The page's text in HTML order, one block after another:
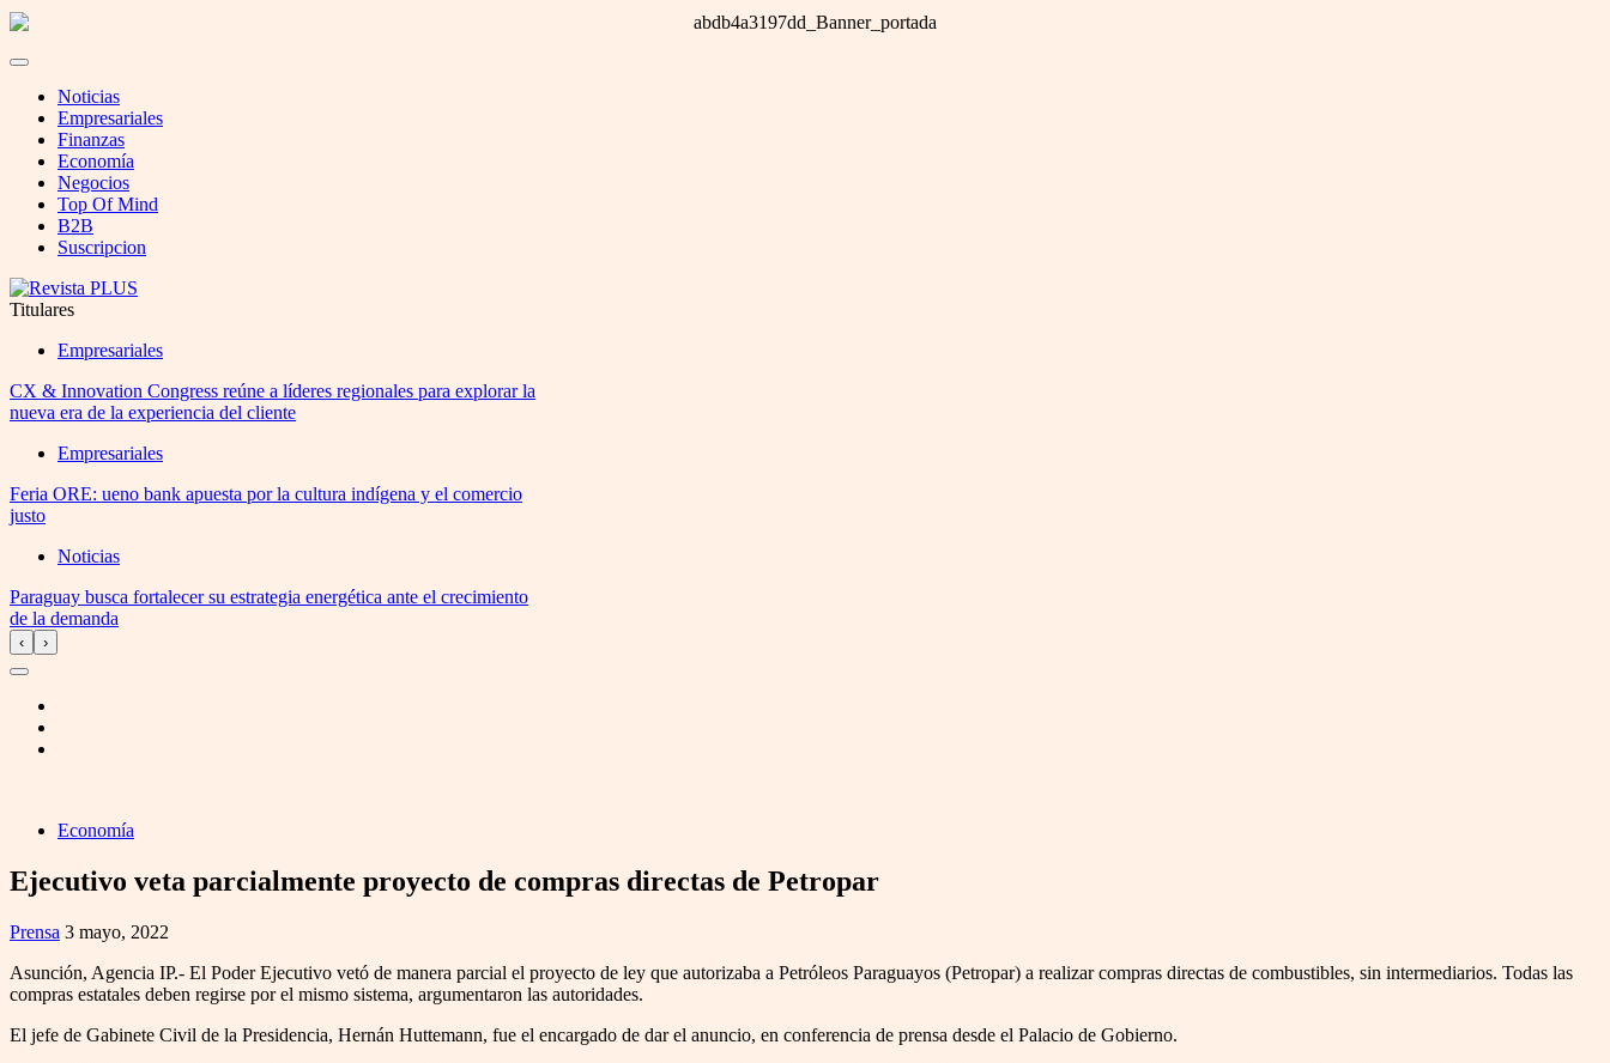
Noticias
Empresariales
Finanzas
Economía
Negocios
Top Of Mind
B2B
Suscripcion
Titulares
Empresariales
CX & Innovation Congress reúne a líderes regionales para explorar la
nueva era de la experiencia del cliente
Empresariales
Feria ORE: ueno bank apuesta por la cultura indígena y el comercio
justo
Noticias
Paraguay busca fortalecer su estrategia energética ante el crecimiento
de la demanda
‹ ›
Economía
Ejecutivo veta parcialmente proyecto de compras directas de Petropar
Prensa 3 mayo, 2022
Asunción, Agencia IP.- El Poder Ejecutivo vetó de manera parcial el proyecto de ley que autorizaba a Petróleos Paraguayos (Petropar) a realizar compras directas de combustibles, sin intermediarios. Todas las
compras estatales deben regirse por el mismo sistema, argumentaron las autoridades.
El jefe de Gabinete Civil de la Presidencia, Hernán Huttemann, fue el encargado de dar el anuncio, en conferencia de prensa desde el Palacio de Gobierno.